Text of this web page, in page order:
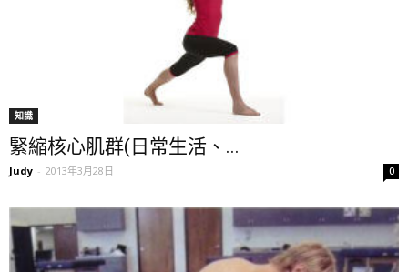
知識
緊縮核心肌群(日常生活、...
Judy - 2013年3月28日 0